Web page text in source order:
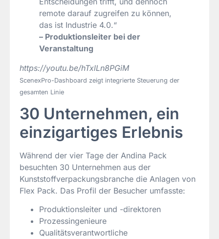
remote darauf zugreifen zu können,
das ist Industrie 4.0.“
– Produktionsleiter bei der
Veranstaltung
https://youtu.be/hTxlLn8PGiM
ScenexPro-Dashboard zeigt integrierte Steuerung der
gesamten Linie
30 Unternehmen, ein
einzigartiges Erlebnis
Während der vier Tage der Andina Pack
besuchten 30 Unternehmen aus der
Kunststoffverpackungsbranche die Anlagen von
Flex Pack. Das Profil der Besucher umfasste:
Produktionsleiter und -direktoren
Prozessingenieure
Qualitätsverantwortliche